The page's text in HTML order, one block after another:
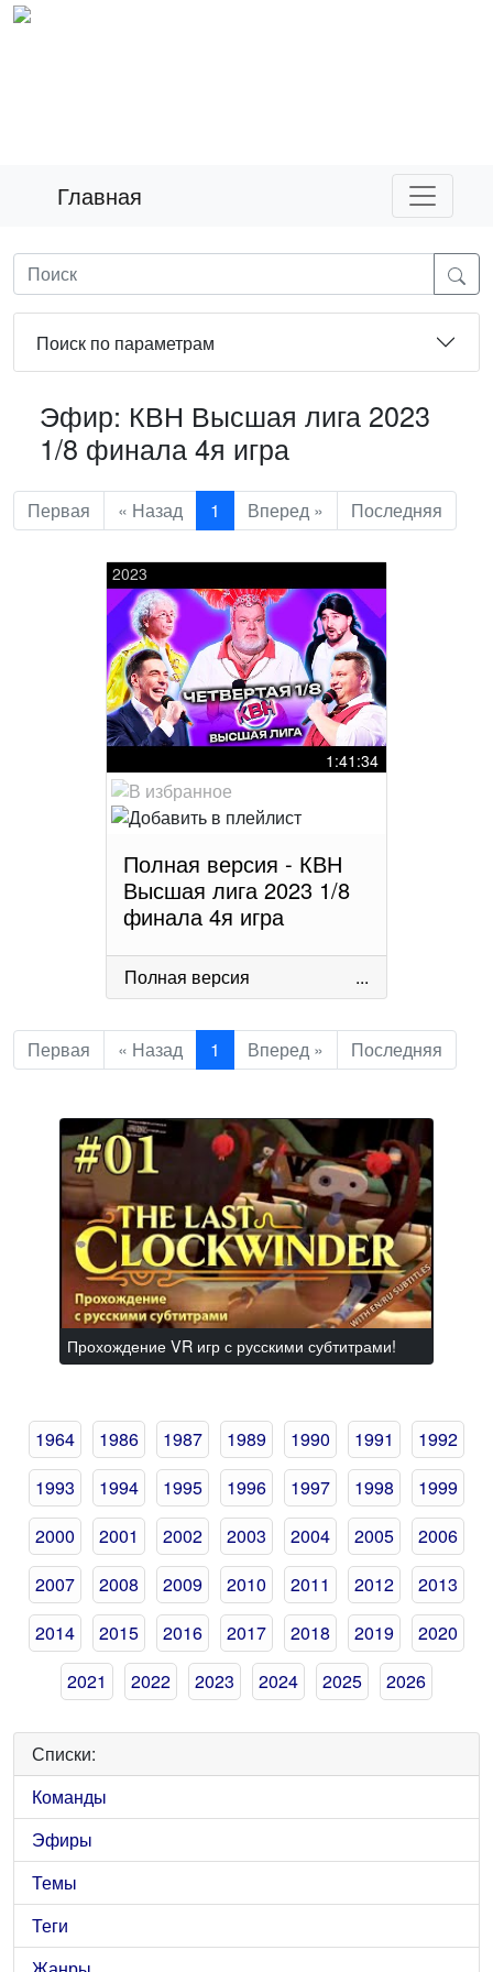
Главная
Поиск по параметрам
Эфир: КВН Высшая лига 2023
1/8 финала 4я игра
Первая « Назад 1 Вперед » Последняя
2023
1:41:34
Полная версия - КВН
Высшая лига 2023 1/8
финала 4я игра
Полная версия ...
Первая « Назад 1 Вперед » Последняя
Прохождение VR игр с русскими субтитрами!
1964 1986 1987 1989 1990 1991
1992
1993
1994 1995 1996 1997 1998
1999
2000
2001 2002 2003 2004 2005
2006
2007
2008 2009 2010 2011 2012
2013
2014
2015 2016 2017 2018 2019
2020
2021
2022 2023 2024 2025 2026
Списки:
Команды
Эфиры
Темы
Теги